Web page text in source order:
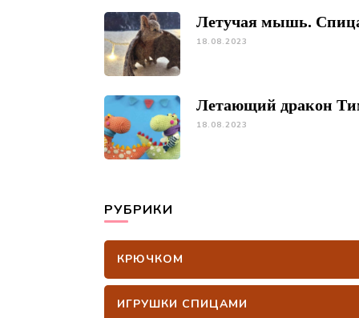
Летучая мышь.
18.08.2023
Летающий дракон
18.08.2023
РУБРИКИ
КРЮЧКОМ
ИГРУШКИ СПИЦАМИ